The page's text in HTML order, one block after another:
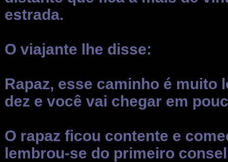
estrada.
O viajante lhe disse:
Rapaz, esse caminho é muito
dez e você vai chegar em
O rapaz ficou contente e
lembrou-se do primeiro